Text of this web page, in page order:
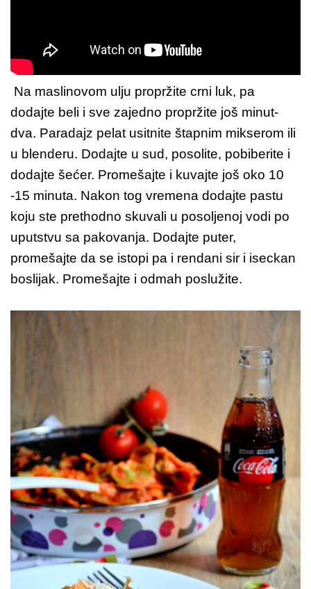
Na maslinovom ulju propržite crni luk, pa
dodajte beli i sve zajedno propržite još minut-
dva. Paradajz pelat usitnite štapnim mikserom ili
u blenderu. Dodajte u sud, posolite, pobiberite i
dodajte šećer. Promešajte i kuvajte još oko 10
-15 minuta. Nakon tog vremena dodajte pastu
koju ste prethodno skuvali u posoljenoj vodi po
uputstvu sa pakovanja. Dodajte puter,
promešajte da se istopi pa i rendani sir i iseckan
boslijak. Promešajte i odmah poslužite.